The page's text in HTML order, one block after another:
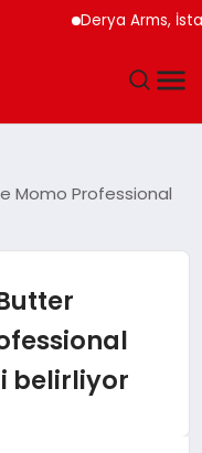
Derya Arms,
Momo Professional
belirliyor